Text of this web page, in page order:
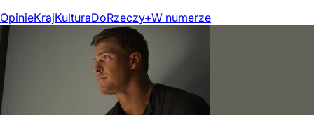
OpinieKrajKulturaDoRzeczy+W numerze